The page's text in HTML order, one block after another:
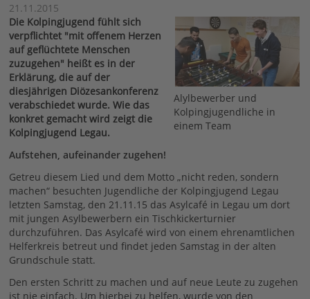
21.11.2015
Alylbewerber und
Kolpingjugendliche in
einem Team
Die Kolpingjugend fühlt sich
verpflichtet "mit offenem Herzen
auf geflüchtete Menschen
zuzugehen" heißt es in der
Erklärung, die auf der
diesjährigen Diözesankonferenz
verabschiedet wurde. Wie das
konkret gemacht wird zeigt die
Kolpingjugend Legau.
Aufstehen, aufeinander zugehen!
Getreu diesem Lied und dem Motto „nicht reden, sondern
machen“ besuchten Jugendliche der Kolpingjugend Legau
letzten Samstag, den 21.11.15 das Asylcafé in Legau um dort
mit jungen Asylbewerbern ein Tischkickerturnier
durchzuführen. Das Asylcafé wird von einem ehrenamtlichen
Helferkreis betreut und findet jeden Samstag in der alten
Grundschule statt.
Den ersten Schritt zu machen und auf neue Leute zu zugehen
ist nie einfach. Um hierbei zu helfen, wurde von den